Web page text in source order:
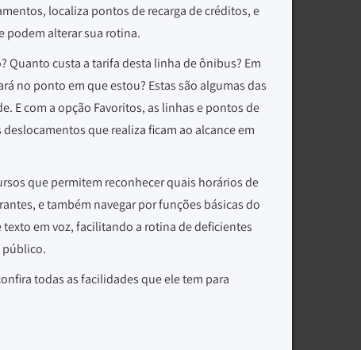
localiza pontos de recarga de créditos, e
podem alterar sua rotina.
Quanto custa a tarifa desta linha de ônibus? Em
no ponto em que estou? Estas são algumas das
E com a opção Favoritos, as linhas e pontos de
que realiza ficam ao alcance em
que permitem reconhecer quais horários de
e também navegar por funções básicas do
em voz, facilitando a rotina de deficientes
público.
todas as facilidades que ele tem para